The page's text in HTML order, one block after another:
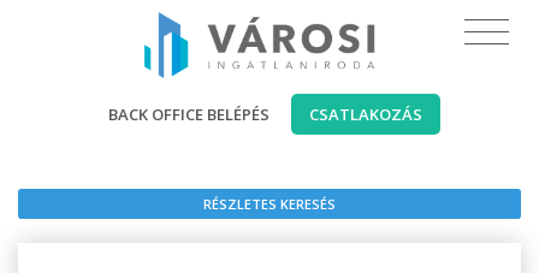
BACK OFFICE BELÉPÉS CSATLAKOZÁS
RÉSZLETES KERESÉS